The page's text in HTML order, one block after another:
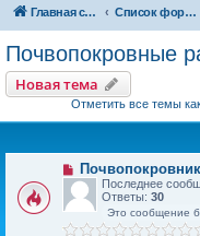
Главная страница Список форумов
Почвопокровные
Новая тема
Отметить все темы
Последнее
Ответы: 30
Это сообщение